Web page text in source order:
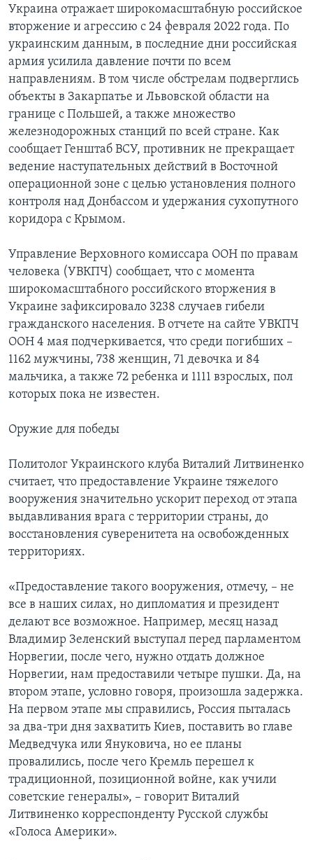
Украина отражает широкомасштабную российское
вторжение и агрессию с 24 февраля 2022 года. По
украинским данным, в последние дни российская
армия усилила давление почти по всем
направлениям. В том числе обстрелам подверглись
объекты в Закарпатье и Львовской области на
границе с Польшей, а также множество
железнодорожных станций по всей стране. Как
сообщает Генштаб ВСУ, противник не прекращает
ведение наступательных действий в Восточной
операционной зоне с целью установления полного
контроля над Донбассом и удержания сухопутного
коридора с Крымом.
Управление Верховного комиссара ООН по правам
человека (УВКПЧ) сообщает, что с момента
широкомасштабного российского вторжения в
Украине зафиксировало 3238 случаев гибели
гражданского населения. В отчете на сайте УВКПЧ
ООН 4 мая подчеркивается, что среди погибших –
1162 мужчины, 738 женщин, 71 девочка и 84
мальчика, а также 72 ребенка и 1111 взрослых, пол
которых пока не известен.
Оружие для победы
Политолог Украинского клуба Виталий Литвиненко
считает, что предоставление Украине тяжелого
вооружения значительно ускорит переход от этапа
выдавливания врага с территории страны, до
восстановления суверенитета на освобожденных
территориях.
«Предоставление такого вооружения, отмечу, – не
все в наших силах, но дипломатия и президент
делают все возможное. Например, месяц назад
Владимир Зеленский выступал перед парламентом
Норвегии, после чего, нужно отдать должное
Норвегии, нам предоставили четыре пушки. Да, на
втором этапе, условно говоря, произошла задержка.
На первом этапе мы справились, Россия пыталась
за два-три дня захватить Киев, поставить во главе
Медведчука или Януковича, но ее планы
провалились, после чего Кремль перешел к
традиционной, позиционной войне, как учили
советские генералы», – говорит Виталий
Литвиненко корреспонденту Русской службы
«Голоса Америки».